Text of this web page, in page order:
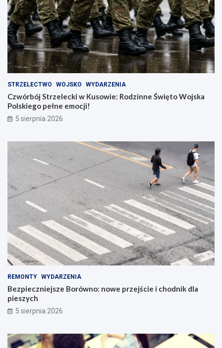
STRZELECTWO WOJSKO WYDARZENIA
Czwórbój Strzelecki w Kusowie: Rodzinne Święto Wojska
Polskiego pełne emocji!
5 sierpnia 2026
REMONTY WYDARZENIA
Bezpieczniejsze Borówno: nowe przejście i chodnik dla
pieszych
5 sierpnia 2026